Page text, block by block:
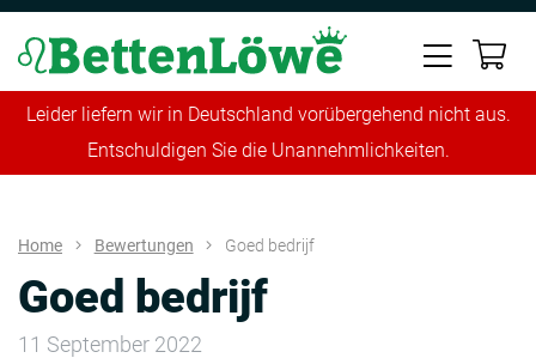
Leider liefern wir in Deutschland vorübergehend nicht aus.
Entschuldigen Sie die Unannehmlichkeiten.
Home Bewertungen Goed bedrijf
Goed bedrijf
11 September 2022